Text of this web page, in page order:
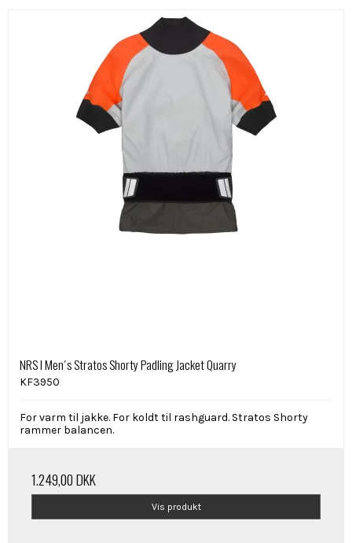
NRS I Men´s Stratos Shorty Padling Jacket Quarry
KF3950
For varm til jakke. For koldt til rashguard. Stratos Shorty
rammer balancen.
1.249,00 DKK
Vis produkt